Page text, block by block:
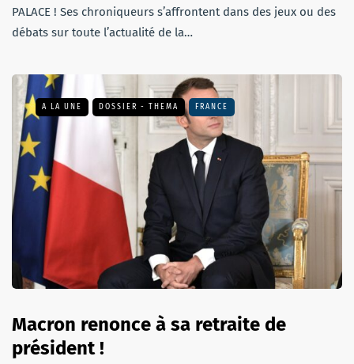
PALACE ! Ses chroniqueurs s’affrontent dans des jeux ou des
débats sur toute l’actualité de la…
A LA UNE DOSSIER - THEMA FRANCE
Macron renonce à sa retraite de
président !